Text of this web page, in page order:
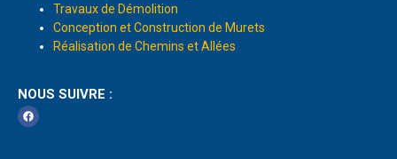
Travaux de Démolition
Conception et Construction de Murets
Réalisation de Chemins et Allées
NOUS SUIVRE :